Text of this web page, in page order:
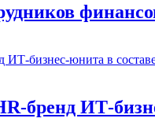
бренд ИТ-